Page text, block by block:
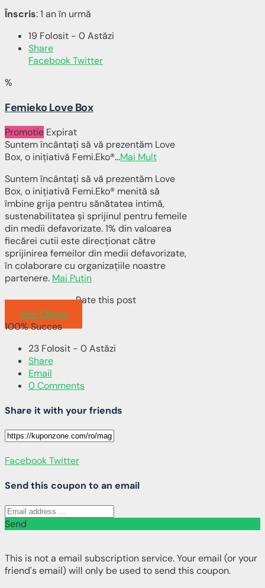
Înscris: 1 an în urmă
19 Folosit - 0 Astăzi
Share
FacebookTwitter
%
Femieko Love Box
Promotie Expirat
Suntem încântați să vă prezentăm Love
Box, o inițiativă Femi.Eko®...Mai Mult
Suntem încântați să vă prezentăm Love
Box, o inițiativă Femi.Eko® menită să
îmbine grija pentru sănătatea intimă,
sustenabilitatea și sprijinul pentru femeile
din medii defavorizate. 1% din valoarea
fiecărei cutii este direcționat către
sprijinirea femeilor din medii defavorizate,
în colaborare cu organizațiile noastre
partenere. Mai Puțin
Rate this post
Vezi Oferta
100% Succes
23 Folosit - 0 Astăzi
Share
Email
0 Comments
Share it with your friends
FacebookTwitter
Send this coupon to an email
Send
This is not a email subscription service. Your email (or your
friend's email) will only be used to send this coupon.